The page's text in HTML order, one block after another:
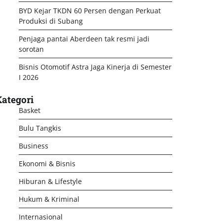
BYD Kejar TKDN 60 Persen dengan Perkuat
Produksi di Subang
Penjaga pantai Aberdeen tak resmi jadi
sorotan
Bisnis Otomotif Astra Jaga Kinerja di Semester
I 2026
Basket
Bulu Tangkis
Business
Ekonomi & Bisnis
Hiburan & Lifestyle
Hukum & Kriminal
Internasional